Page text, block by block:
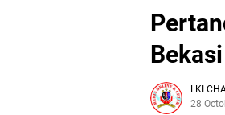
LKI
28